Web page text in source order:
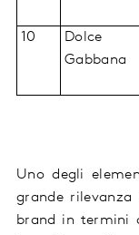
10
Dolce
Gabbana
Uno degli
grande rilevanza
brand in termini